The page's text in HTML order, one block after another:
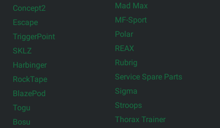
Concept2
Escape
TriggerPoint
SKLZ
Harbinger
RockTape
BlazePod
Togu
Bosu
Mad Max
MF-Sport
Polar
REAX
Rubrig
Service Spare Parts
Sigma
Stroops
Thorax Trainer